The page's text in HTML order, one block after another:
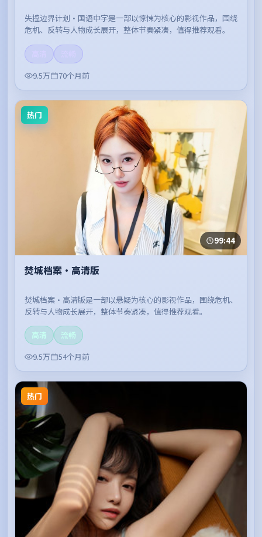
失控边界计划·国语中字是一部以惊悚为核心的影视作品，围绕
危机、反转与人物成长展开，整体节奏紧凑，值得推荐观看。
9.5万
70个月前
热门
99:44
焚城档案·高清版
焚城档案·高清版是一部以悬疑为核心的影视作品，围绕危机、
反转与人物成长展开，整体节奏紧凑，值得推荐观看。
高清
流畅
9.5万
54个月前
热门